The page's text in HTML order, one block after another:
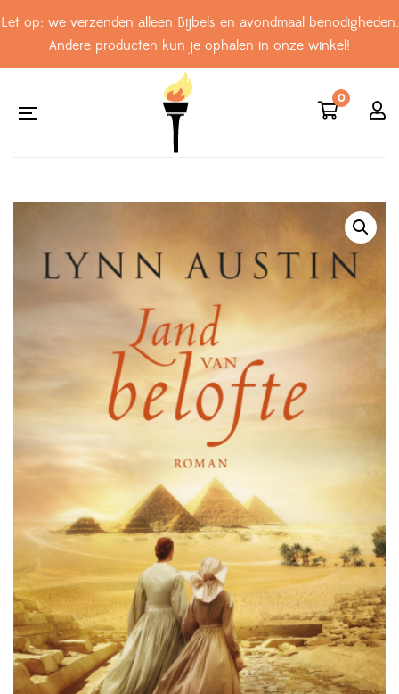
Let op: we verzenden alleen Bijbels en avondmaal benodigheden.
Andere producten kun je ophalen in onze winkel!
0